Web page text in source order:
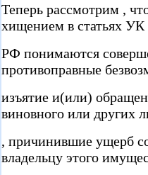
Теперь рассмотрим ,
хищением в статьях УК
РФ понимаются
противоправные
изъятие и(или)
виновного или других
, причинившие ущерб
владельцу этого